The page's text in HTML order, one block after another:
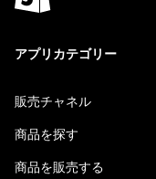
アプリカテゴリー
販売チャネル
商品を探す
商品を販売する